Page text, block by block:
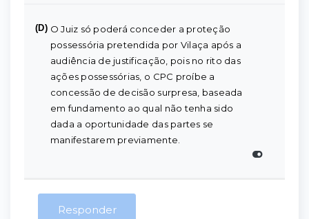
(D) O Juiz só poderá conceder a proteção
possessória pretendida por Vilaça após a
audiência de justificação, pois no rito das
ações possessórias, o CPC proíbe a
concessão de decisão surpresa, baseada
em fundamento ao qual não tenha sido
dada a oportunidade das partes se
manifestarem previamente.
Responder